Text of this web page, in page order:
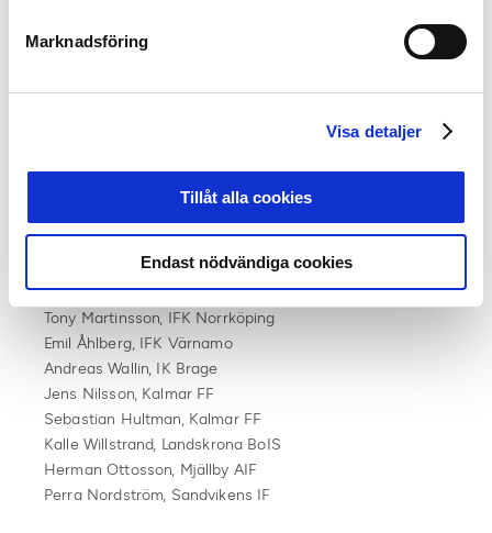
Marknadsföring
Visa detaljer
Tillåt alla cookies
Endast nödvändiga cookies
Afnan Khabiri, Djurgården
Johanna Fjäll Vedin, GIF Sundsvall
Emil Sjöberg, Helsingborgs IF
Jacob Andrén, IF Elfsborg
Roger Gustafsson, IFK Göteborg
Armando Ibrakovic, IFK Norrköping
Tony Martinsson, IFK Norrköping
Emil Åhlberg, IFK Värnamo
Andreas Wallin, IK Brage
Jens Nilsson, Kalmar FF
Sebastian Hultman, Kalmar FF
Kalle Willstrand, Landskrona BoIS
Herman Ottosson, Mjällby AIF
Perra Nordström, Sandvikens IF